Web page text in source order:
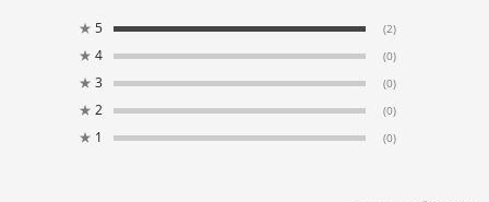
★ 5 (2)
★ 4 (0)
★ 3 (0)
★ 2 (0)
★ 1 (0)